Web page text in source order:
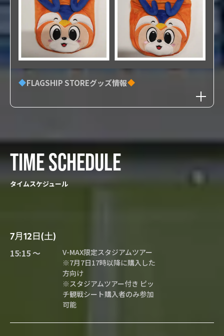
FLAGSHIP STOREグッズ情報
TIME SCHEDULE
タイムスケジュール
7月12日(土)
15:15 〜
V-MAX限定スタジアムツアー
※7月7日17時以降に購入した
方向け
※スタジアムツアー付き ピッ
チ観戦シート購入者のみ参加
可能